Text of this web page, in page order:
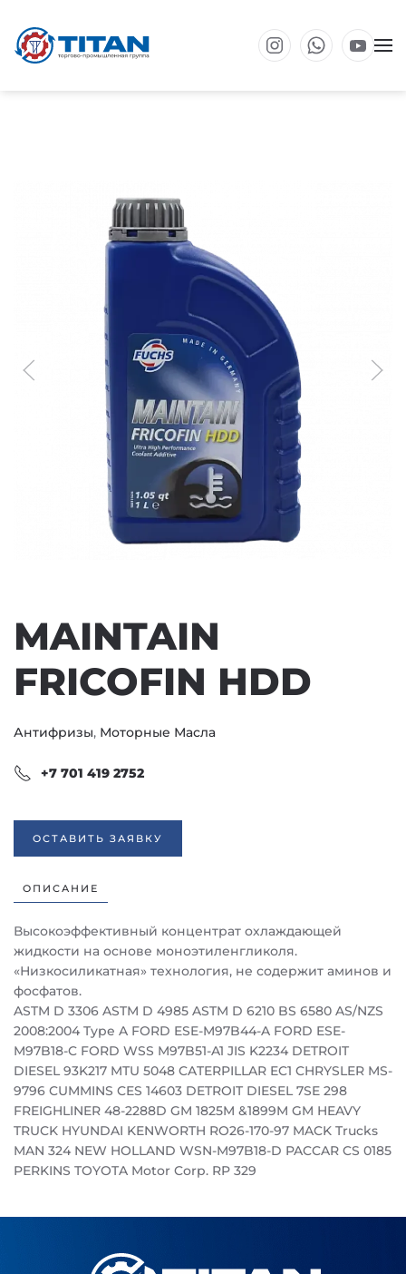
Перейти к основному содержанию
MAINTAIN
FRICOFIN HDD
Антифризы, Моторные Масла
+7 701 419 2752
ОСТАВИТЬ ЗАЯВКУ
ОПИСАНИЕ
Высокоэффективный концентрат охлаждающей
жидкости на основе моноэтиленгликоля.
«Низкосиликатная» технология, не содержит аминов и
фосфатов.
ASTM D 3306 ASTM D 4985 ASTM D 6210 BS 6580 AS/NZS
2008:2004 Type A FORD ESE-M97B44-A FORD ESE-
M97B18-C FORD WSS M97B51-A1 JIS K2234 DETROIT
DIESEL 93K217 MTU 5048 CATERPILLAR EC1 CHRYSLER MS-
9796 CUMMINS CES 14603 DETROIT DIESEL 7SE 298
FREIGHLINER 48-2288D GM 1825M &1899M GM HEAVY
TRUCK HYUNDAI KENWORTH RO26-170-97 MACK Trucks
MAN 324 NEW HOLLAND WSN-M97B18-D PACCAR CS 0185
PERKINS TOYOTA Motor Corp. RP 329